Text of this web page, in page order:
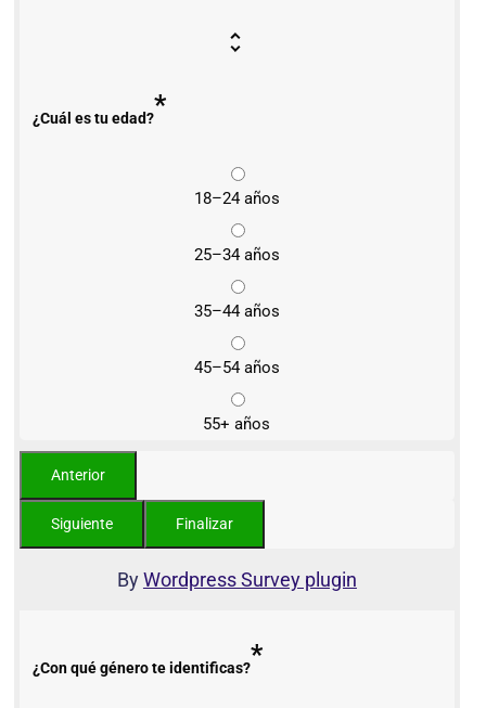
¿Cuál es tu edad?*
18–24 años
25–34 años
35–44 años
45–54 años
55+ años
ByWordpress Survey plugin
¿Con qué género te identificas?*